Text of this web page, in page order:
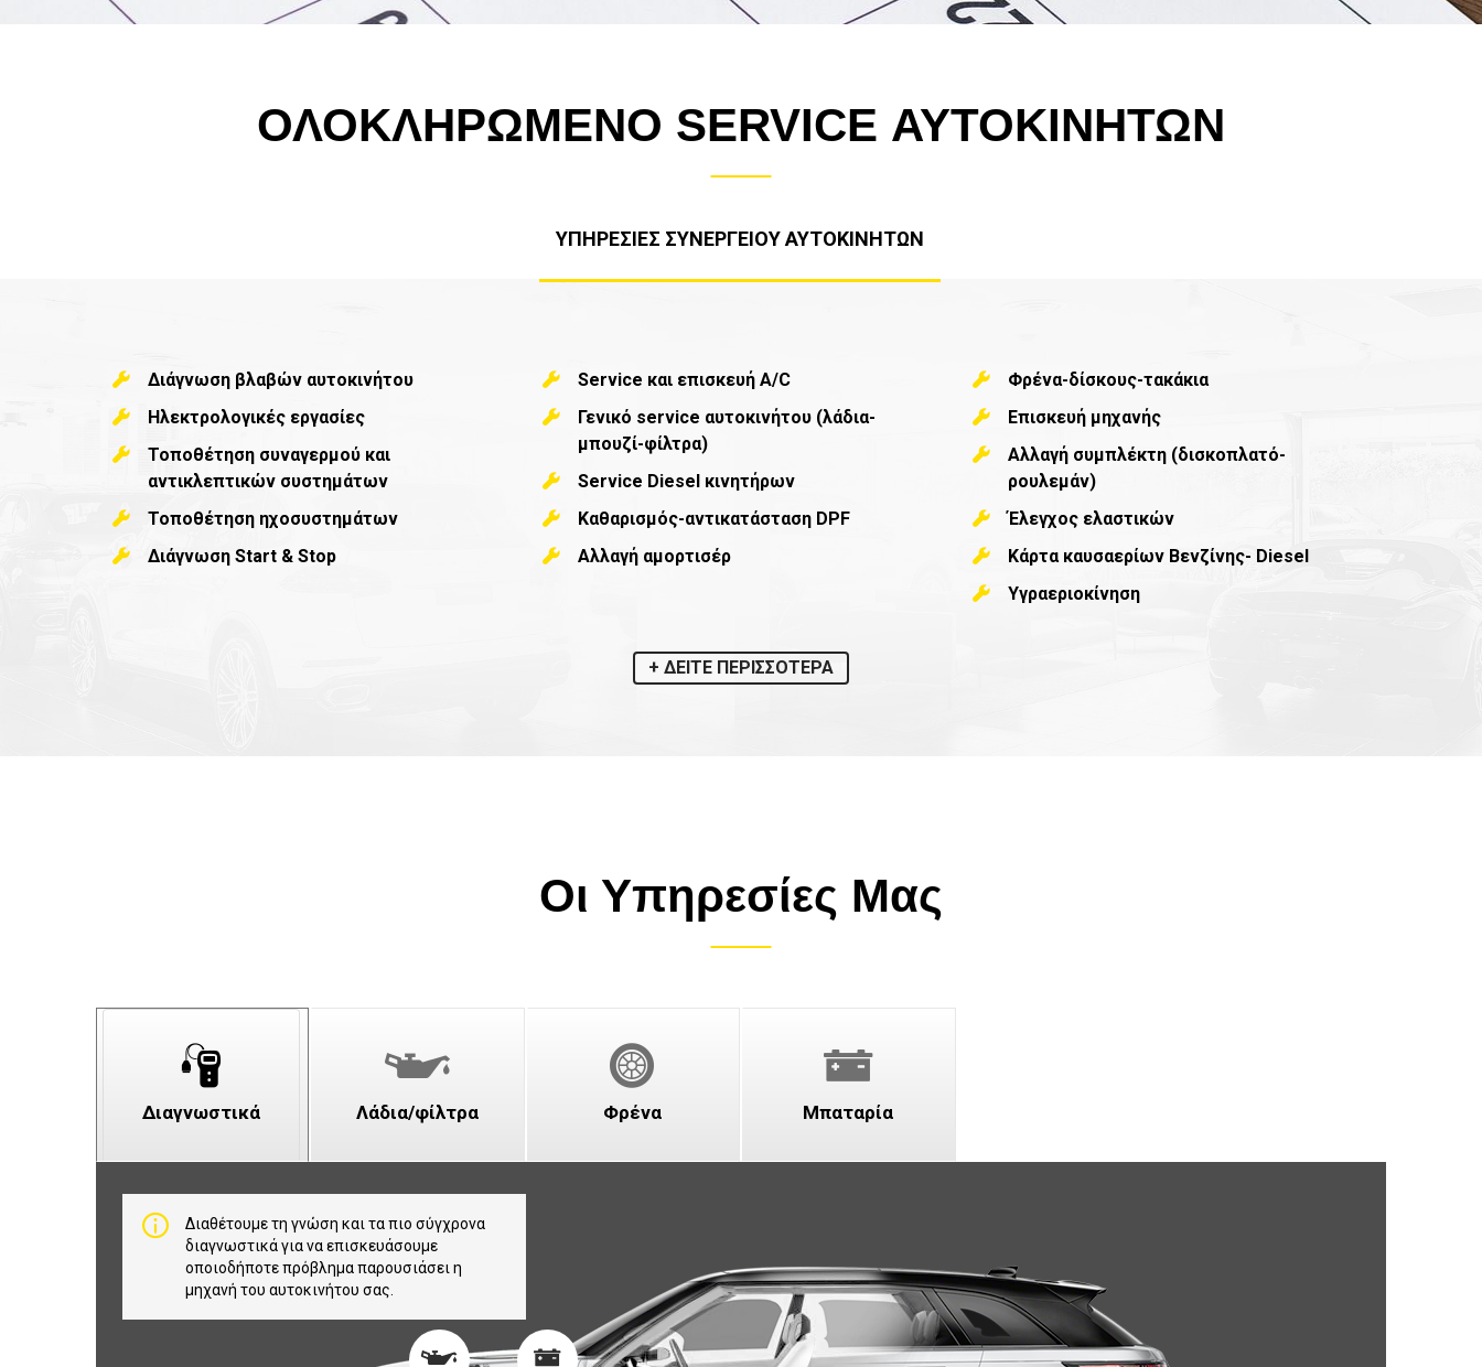
ΟΛΟΚΛΗΡΩΜΕΝΟ SERVICE ΑΥΤΟΚΙΝΗΤΩΝ
ΥΠΗΡΕΣΙΕΣ ΣΥΝΕΡΓΕΙΟΥ ΑΥΤΟΚΙΝΗΤΩΝ
Διάγνωση βλαβών αυτοκινήτου
Ηλεκτρολογικές εργασίες
Τοποθέτηση συναγερμού και
αντικλεπτικών συστημάτων
Τοποθέτηση ηχοσυστημάτων
Διάγνωση Start & Stop
Service και επισκευή A/C
Γενικό service αυτοκινήτου (λάδια-
μπουζί-φίλτρα)
Service Diesel κινητήρων
Καθαρισμός-αντικατάσταση DPF
Αλλαγή αμορτισέρ
Φρένα-δίσκους-τακάκια
Επισκευή μηχανής
Αλλαγή συμπλέκτη (δισκοπλατό-
ρουλεμάν)
Έλεγχος ελαστικών
Κάρτα καυσαερίων Βενζίνης- Diesel
Υγραεριοκίνηση
+ ΔΕΙΤΕ ΠΕΡΙΣΣΟΤΕΡΑ
Οι Υπηρεσίες Μας
Διαγνωστικά Λάδια/φίλτρα Φρένα Μπαταρία
Διαθέτουμε τη γνώση και τα πιο σύγχρονα
διαγνωστικά για να επισκευάσουμε
οποιοδήποτε πρόβλημα παρουσιάσει η
μηχανή του αυτοκινήτου σας.